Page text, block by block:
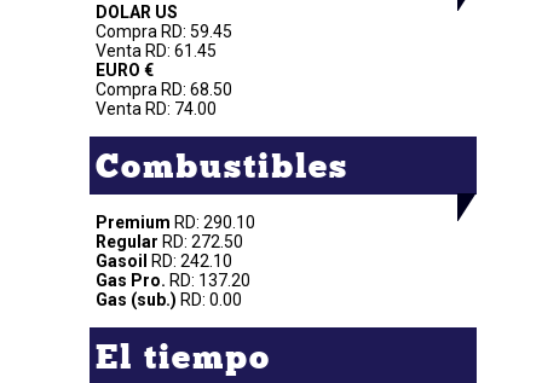
DOLAR US
Compra RD: 59.45
Venta RD: 61.45
EURO €
Compra RD: 68.50
Venta RD: 74.00
Combustibles
Premium RD: 290.10
Regular RD: 272.50
Gasoil
RD: 242.10
Gas Pro. RD: 137.20
Gas (sub.) RD: 0.00
El tiempo